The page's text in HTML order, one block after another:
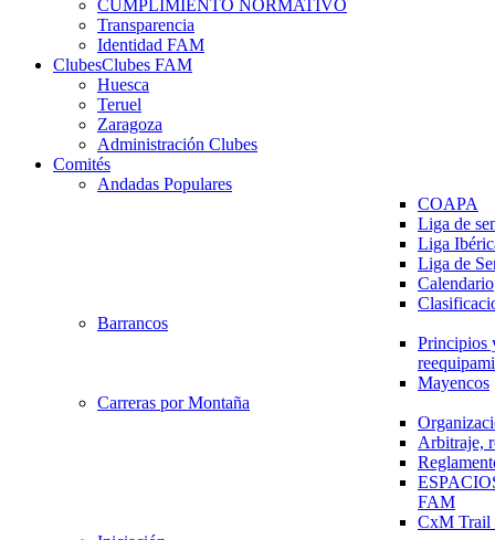
CUMPLIMIENTO NORMATIVO
Transparencia
Identidad FAM
ClubesClubes FAM
Huesca
Teruel
Zaragoza
Administración Clubes
Comités
Andadas Populares
COAPA
Liga de
Liga
Liga de
Calendario
Barrancos
Principios
Mayencos
Carreras por Montaña
Arbitraje,
FAM
CxM